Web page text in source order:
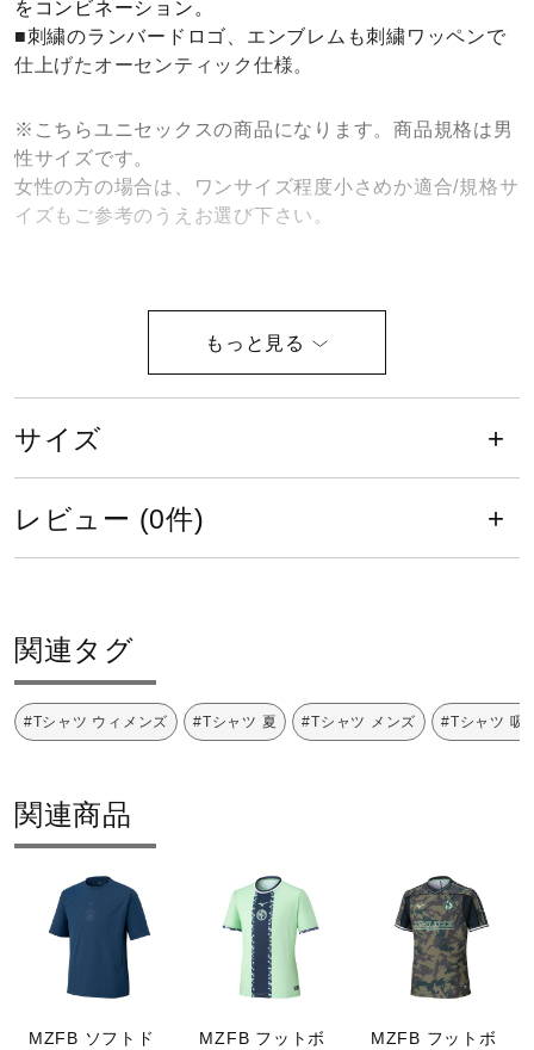
健康／エクササイズ
ジュニア／キッズ
メディカル
セール
直営店一覧
取扱店一覧
をコンビネーション。
■刺繍のランバードロゴ、エンブレムも刺繍ワッペンで
仕上げたオーセンティック仕様。
※こちらユニセックスの商品になります。商品規格は男
性サイズです。
女性の方の場合は、ワンサイズ程度小さめか適合/規格サ
イズもご参考のうえお選び下さい。
し、汗を素早く吸収、拡散、ウエア
サイズ
S、M、L、XL、2XL
01：ホワイト
素材
原産国
タイ製
発売シーズン
サイズ
レビュー (0件)
関連タグ
#Tシャツ ウィメンズ #Tシャツ 夏 #Tシャツ メンズ #Tシャツ 吸
関連商品
MZFB ソフトド
MZFB フットボ
MZFB フットボ